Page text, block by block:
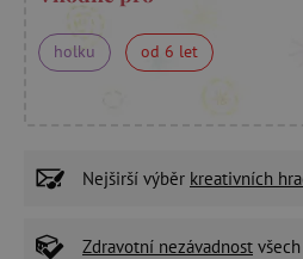
holku od 6 let
Nejširší výběr kreativních
Zdravotní nezávadnost